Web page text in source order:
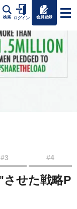
検索 ログイン 会員登録
#3 #4
せた戦略P